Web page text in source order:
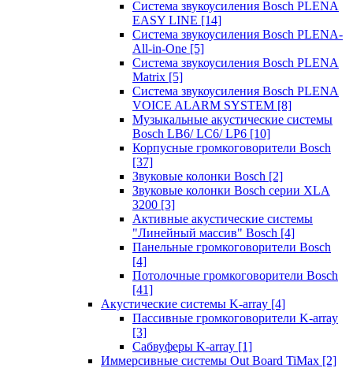
Система звукоусиления Bosch PLENA
EASY LINE [14]
Система звукоусиления Bosch PLENA-
All-in-One [5]
Система звукоусиления Bosch PLENA
Matrix [5]
Система звукоусиления Bosch PLENA
VOICE ALARM SYSTEM [8]
Музыкальные акустические системы
Bosch LB6/ LC6/ LP6 [10]
Корпусные громкоговорители Bosch
[37]
Звуковые колонки Bosch [2]
Звуковые колонки Bosch серии XLA
3200 [3]
Активные акустические системы
"Линейный массив" Bosch [4]
Панельные громкоговорители Bosch
[4]
Потолочные громкоговорители Bosch
[41]
Акустические системы K-array [4]
Пассивные громкоговорители K-array
[3]
Сабвуферы K-array [1]
Иммерсивные системы Out Board TiMax [2]